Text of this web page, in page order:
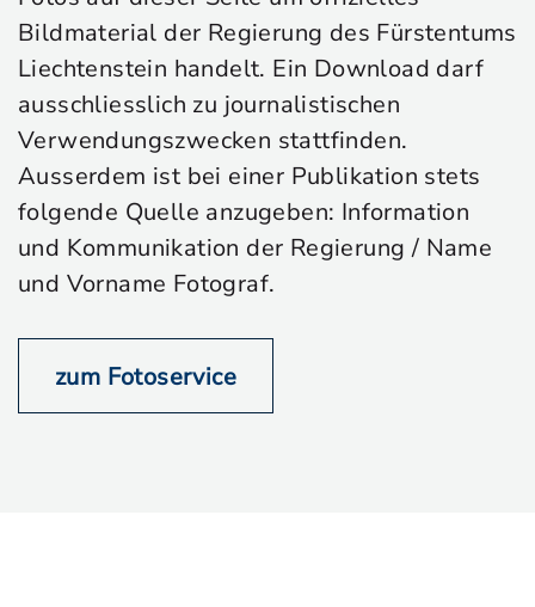
Bildmaterial der Regierung des Fürstentums
Liechtenstein handelt. Ein Download darf
ausschliesslich zu journalistischen
Verwendungszwecken stattfinden.
Ausserdem ist bei einer Publikation stets
folgende Quelle anzugeben: Information
und Kommunikation der Regierung / Name
und Vorname Fotograf.
zum Fotoservice